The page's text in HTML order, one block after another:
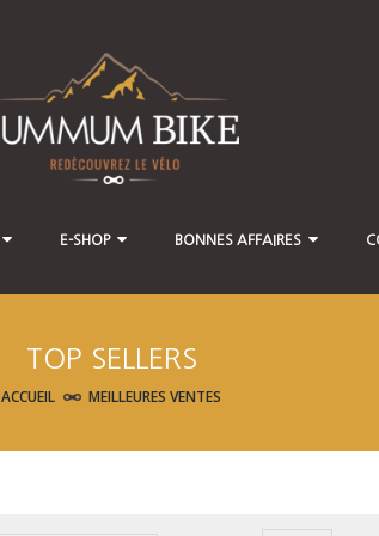
E-SHOP BONNES AFFAIRES
TOP SELLERS
ACCUEIL MEILLEURES VENTES